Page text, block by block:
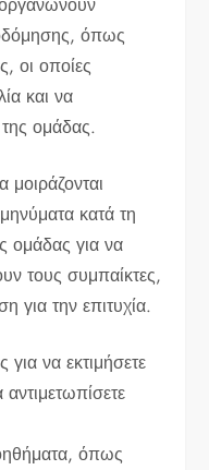
όπως
οι οποίες
και να
ομάδας.
κατά τη
ομάδας για να
τους συμπαίκτες,
για την επιτυχία.
να εκτιμήσετε
όπως